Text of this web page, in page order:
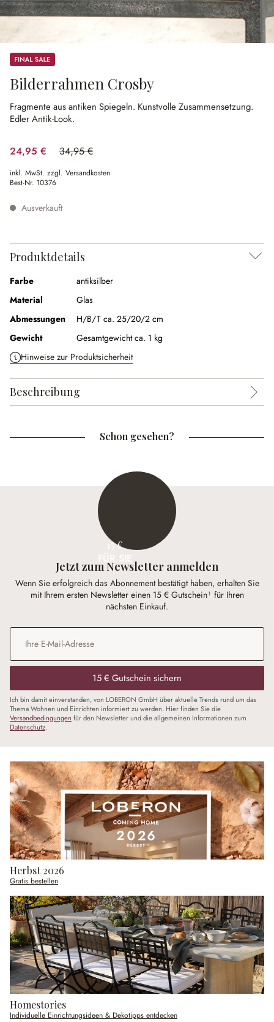
Sale
Bilderrahmen Crosby
Fragmente aus antiken Spiegeln. Kunstvolle Zusammensetzung.
Edler Antik-Look.
24,95 € 34,95 €
(28.61% gespart)
inkl. MwSt. zzgl. Versandkosten
Best-Nr. 10376
Ausverkauft
Produktdetails
Farbe
antiksilber
Material
Glas
Abmessungen
H/B/T ca. 25/20/2 cm
Gewicht
Gesamtgewicht ca. 1 kg
Hinweise zur Produktsicherheit
Beschreibung
Schon gesehen?
15 €
Jetzt zum Newsletter anmelden
Wenn Sie erfolgreich das Abonnement bestätigt haben, erhalten Sie
mit Ihrem ersten Newsletter einen 15 € Gutschein¹ für Ihren
nächsten Einkauf.
E-Mail-Adresse
15 € Gutschein sichern
Ich bin damit einverstanden, von LOBERON GmbH über aktuelle Trends rund um das
Thema Wohnen und Einrichten informiert zu werden. Hier finden Sie die
Versandbedingungen für den Newsletter und die allgemeinen Informationen zum
Datenschutz.
Herbst 2026
Gratis bestellen
Homestories
Individuelle Einrichtungsideen & Dekotipps entdecken